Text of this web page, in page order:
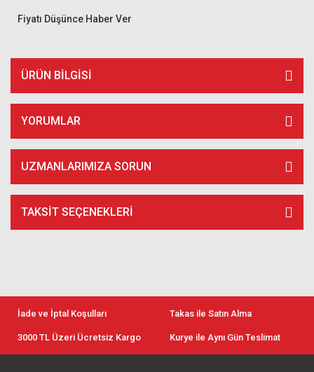
Fiyatı Düşünce Haber Ver
ÜRÜN BILGISI
YORUMLAR
UZMANLARIMIZA SORUN
TAKSIT SEÇENEKLERI
İade ve İptal Koşulları Takas ile Satın Alma
3000 TL Üzeri Ücretsiz Kargo Kurye ile Aynı Gün Teslimat